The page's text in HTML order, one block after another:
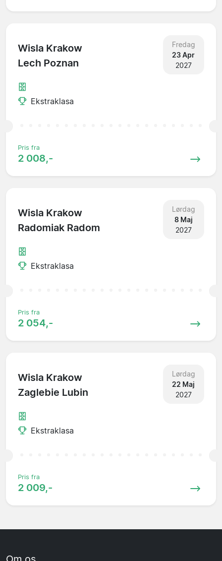
Wisla Krakow
Lech Poznan
Fredag
23 Apr
2027
Ekstraklasa
Pris fra
2 008,-
Wisla Krakow
Radomiak Radom
Lørdag
8 Maj
2027
Ekstraklasa
Pris fra
2 054,-
Wisla Krakow
Zaglebie Lubin
Lørdag
22 Maj
2027
Ekstraklasa
Pris fra
2 009,-